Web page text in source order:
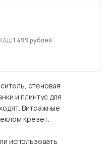
1 499 рублей
стеновая
и плинтус для
Витражные
крезет.
использовать